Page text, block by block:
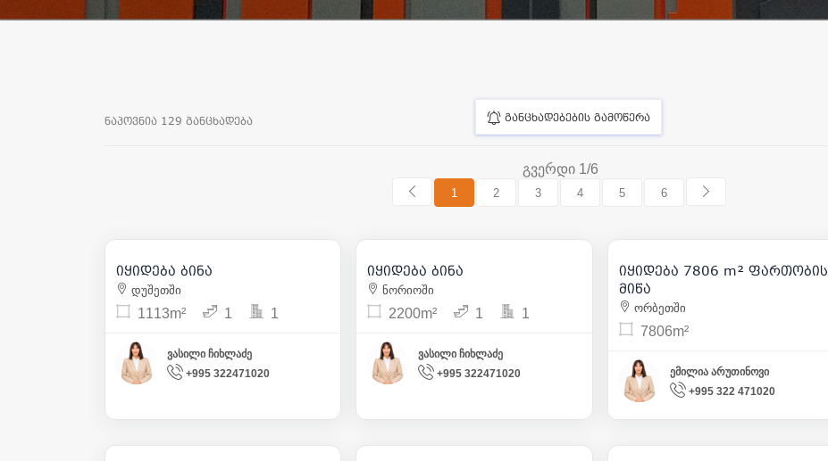
ნაპოვნია 129 განცხადება განცხადებების გამოწერა
გვერდი 1/6
1 2 3 4 5 6
4
55 650 | m² 50
იყიდება ბინა
დუშეთში
1113m² 1 1
ვასილი ჩიხლაძე
+995 322471020
4
77 000 | m² 35
იყიდება ბინა
ნორიოში
2200m² 1 1
ვასილი ჩიხლაძე
+995 322471020
195 150 | m² 25
იყიდება 7806 m² ფართობის
მიწა
ორბეთში
7806m²
ემილია არუთინოვი
+995 322 471020
23 066 | m² 21 450 000 | m² 300 5 000 000 | m² 417